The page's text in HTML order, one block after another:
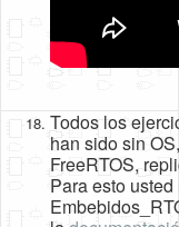
Todos los
han sido sin
FreeRTOS,
Para esto